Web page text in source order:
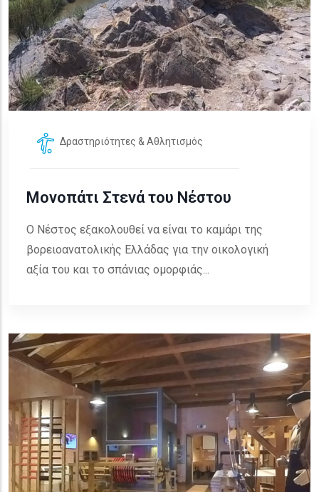
Δραστηριότητες & Αθλητισμός
Μονοπάτι Στενά του Νέστου
Ο Νέστος εξακολουθεί να είναι το καμάρι της
βορειοανατολικής Ελλάδας για την οικολογική
αξία του και το σπάνιας ομορφιάς...